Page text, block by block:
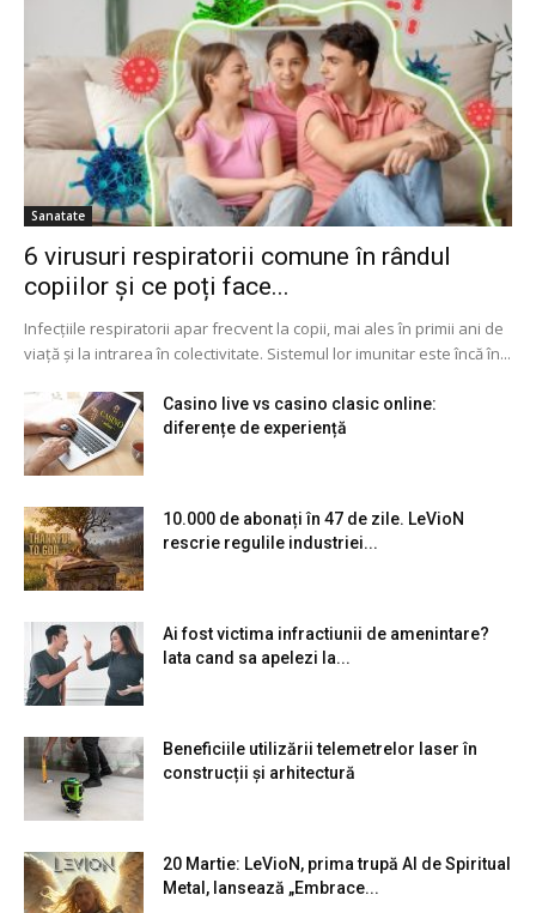
Sanatate
6 virusuri respiratorii comune în rândul
copiilor și ce poți face...
Infecțiile respiratorii apar frecvent la copii, mai ales în primii ani de
viață și la intrarea în colectivitate. Sistemul lor imunitar este încă în...
Casino live vs casino clasic online:
diferențe de experiență
10.000 de abonați în 47 de zile. LeVioN
rescrie regulile industriei...
Ai fost victima infractiunii de amenintare?
Iata cand sa apelezi la...
Beneficiile utilizării telemetrelor laser în
construcții și arhitectură
20 Martie: LeVioN, prima trupă AI de Spiritual
Metal, lansează „Embrace...